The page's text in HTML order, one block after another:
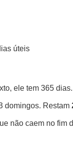
úteis
ele tem 365 dias.
domingos. Restam
não caem no fim